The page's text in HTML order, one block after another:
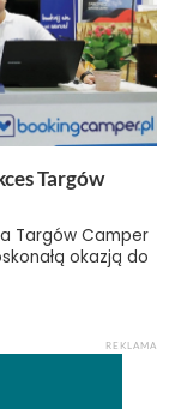
Targów
Targów Camper
okazją do
REKLAMA